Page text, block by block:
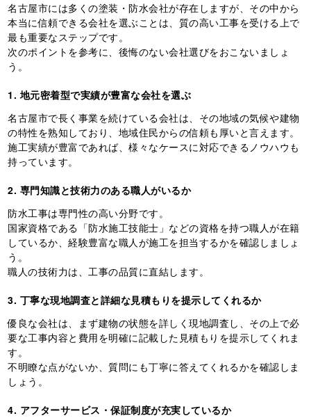
名古屋市には多くの塗装・防水会社が存在しますが、その中から
本当に信頼できる会社を選ぶことは、質の高い工事を受ける上で
最も重要なステップです。
次のポイントを参考に、後悔のない会社選びをおこないましょ
う。
1. 地元密着型で実績が豊富な会社を選ぶ
名古屋市で長く事業を続けている会社は、その地域の気候や建物
の特性を熟知しており、地域住民からの信頼も厚いと言えます。
施工実績が豊富であれば、様々なケースに対応できるノウハウも
持っています。
2. 専門知識と技術力のある職人がいるか
防水工事は専門性の高い分野です。
国家資格である「防水施工技能士」などの資格を持つ職人が在籍
しているか、経験豊富な職人が施工を担当するかを確認しましょ
う。
職人の技術力は、工事の品質に直結します。
3. 丁寧な現地調査と詳細な見積もりを提示してくれるか
優良な会社は、まず建物の状態を詳しく現地調査し、その上で必
要な工事内容と費用を明確に記載した見積もりを提示してくれま
す。
不明瞭な点がないか、質問にも丁寧に答えてくれるかを確認しま
しょう。
4. アフターサービス・保証制度が充実しているか